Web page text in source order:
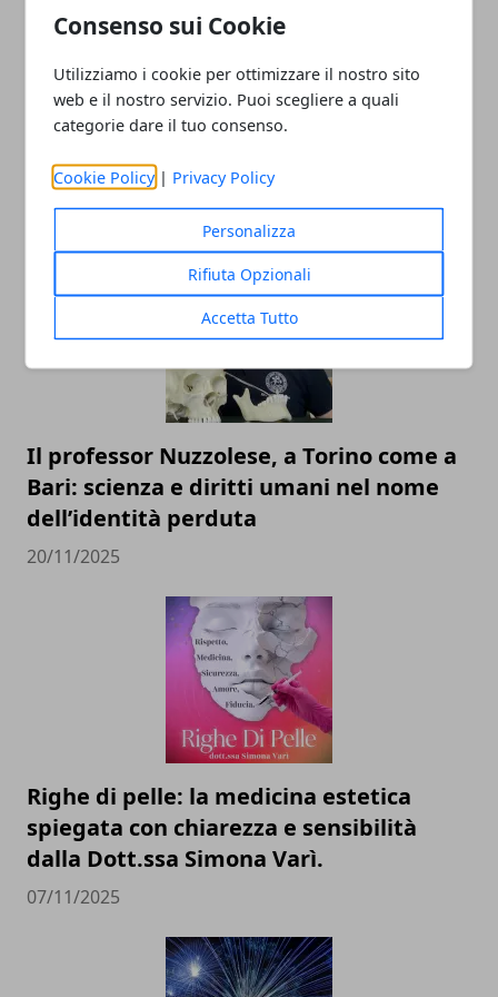
Consenso sui Cookie
Utilizziamo i cookie per ottimizzare il nostro sito
web e il nostro servizio. Puoi scegliere a quali
categorie dare il tuo consenso.
Cookie Policy | Privacy Policy
Personalizza
Rifiuta Opzionali
Accetta Tutto
ARTICOLI CORRELATI
Il professor Nuzzolese, a Torino come a
Bari: scienza e diritti umani nel nome
dell’identità perduta
20/11/2025
Righe di pelle: la medicina estetica
spiegata con chiarezza e sensibilità
dalla Dott.ssa Simona Varì.
07/11/2025